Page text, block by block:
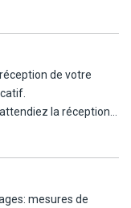
sous réserve de
réduite.
de 5* (normes
4* offrant de très
de votre
la réception
avant
changement
vols sont
mesures de